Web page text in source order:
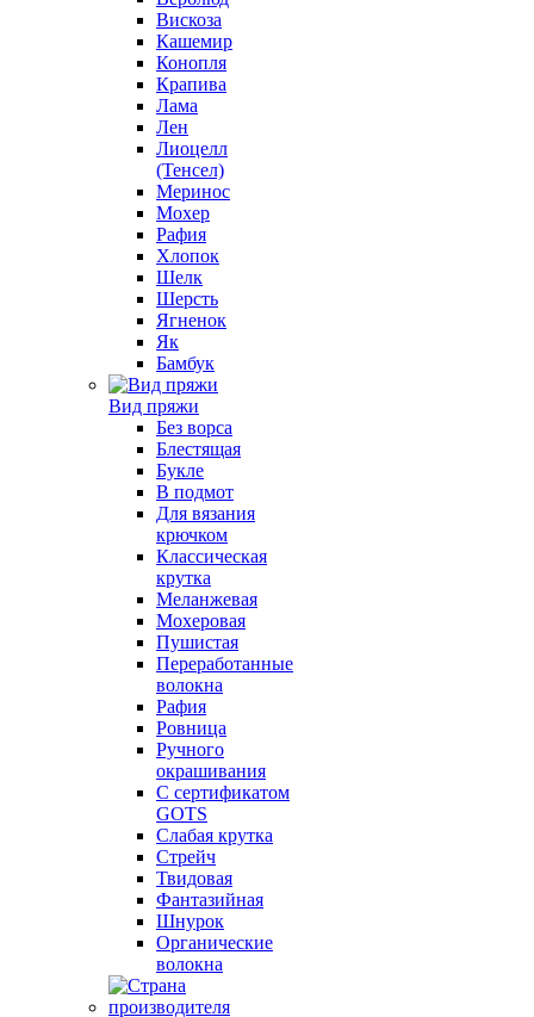
Вискоза
Кашемир
Конопля
Крапива
Лама
Лен
Лиоцелл
(Тенсел)
Меринос
Мохер
Рафия
Хлопок
Шелк
Шерсть
Ягненок
Як
Бамбук
Вид пряжи
Без ворса
Блестящая
Букле
В подмот
Для вязания
крючком
Классическая
крутка
Меланжевая
Мохеровая
Пушистая
Переработанные
волокна
Рафия
Ровница
Ручного
окрашивания
С сертификатом
GOTS
Слабая крутка
Стрейч
Твидовая
Фантазийная
Шнурок
Органические
волокна